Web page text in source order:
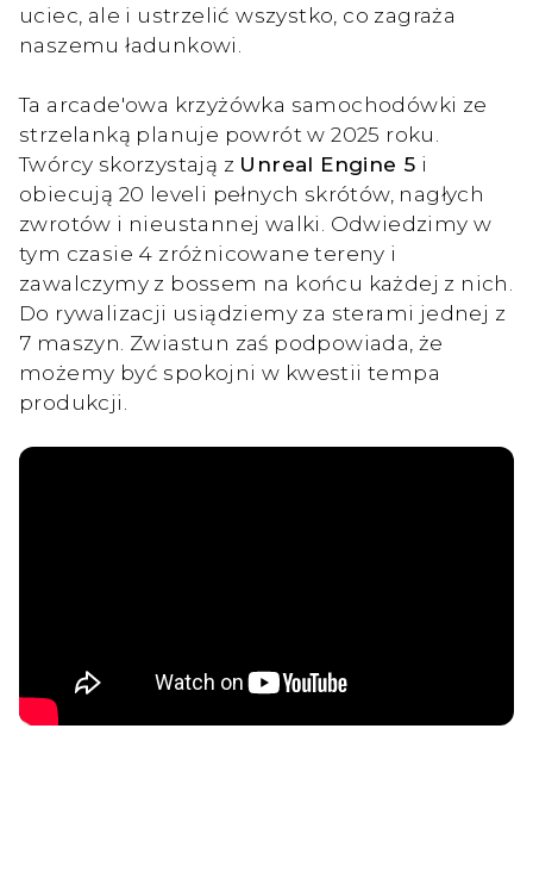
uciec, ale i ustrzelić wszystko, co zagraża
naszemu ładunkowi.
Ta arcade'owa krzyżówka samochodówki ze
strzelanką planuje powrót w 2025 roku.
Twórcy skorzystają z Unreal Engine 5 i
obiecują 20 leveli pełnych skrótów, nagłych
zwrotów i nieustannej walki. Odwiedzimy w
tym czasie 4 zróżnicowane tereny i
zawalczymy z bossem na końcu każdej z nich.
Do rywalizacji usiądziemy za sterami jednej z
7 maszyn. Zwiastun zaś podpowiada, że
możemy być spokojni w kwestii tempa
produkcji.